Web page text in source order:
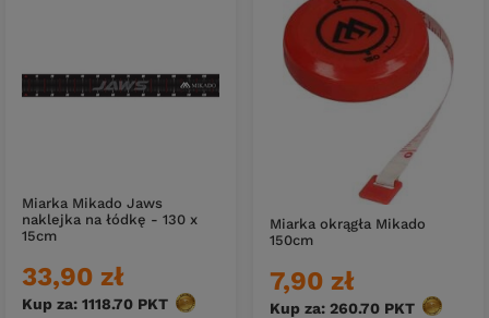
Miarka Mikado Jaws
naklejka na łódkę - 130 x
15cm
33,90 zł
Kup za: 1118.70 PKT punktów
Miarka okrągła Mikado
150cm
7,90 zł
Kup za: 260.70 PKT punktów